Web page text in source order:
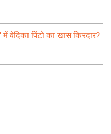
वेदिका पिंटो का खास किरदार?